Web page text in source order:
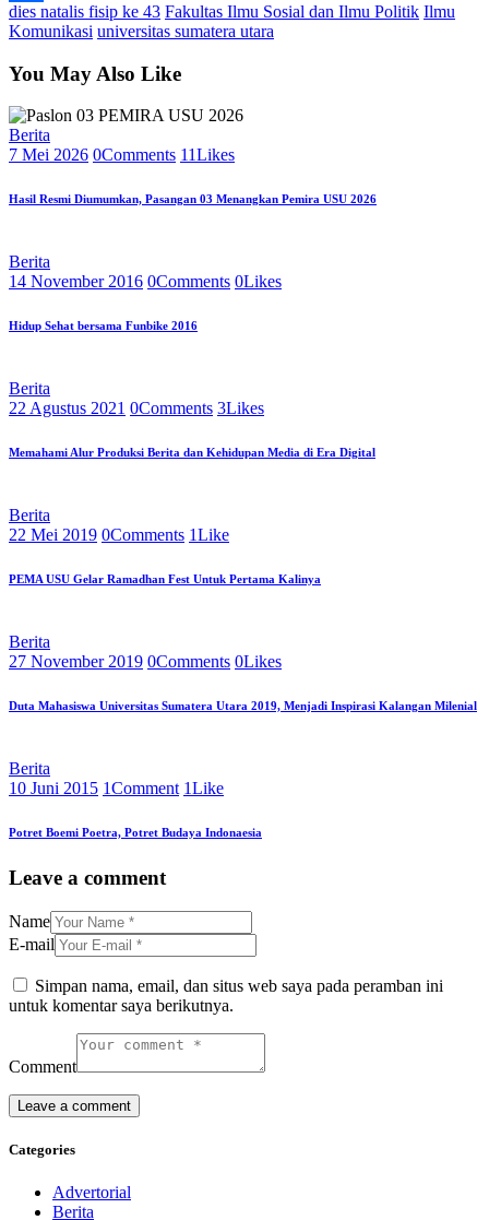
Share
dies natalis fisip ke 43 Fakultas Ilmu Sosial dan Ilmu Politik Ilmu
Komunikasi universitas sumatera utara
You May Also Like
Berita
7 Mei 2026 0Comments 11Likes
Hasil Resmi Diumumkan, Pasangan 03 Menangkan Pemira USU 2026
Berita
14 November 2016 0Comments 0Likes
Hidup Sehat bersama Funbike 2016
Berita
22 Agustus 2021 0Comments 3Likes
Memahami Alur Produksi Berita dan Kehidupan Media di Era Digital
Berita
22 Mei 2019 0Comments 1Like
PEMA USU Gelar Ramadhan Fest Untuk Pertama Kalinya
Berita
27 November 2019 0Comments 0Likes
Duta Mahasiswa Universitas Sumatera Utara 2019, Menjadi Inspirasi Kalangan Milenial
Berita
10 Juni 2015 1Comment 1Like
Potret Boemi Poetra, Potret Budaya Indonaesia
Leave a comment
Name
E-mail
Simpan nama, email, dan situs web saya pada peramban ini
untuk komentar saya berikutnya.
Comment
Categories
Advertorial
Berita